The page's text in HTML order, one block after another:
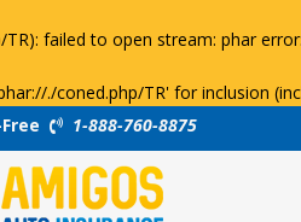
TR): failed to open stream: phar
./coned.php/TR' for inclusion
1-888-760-8875